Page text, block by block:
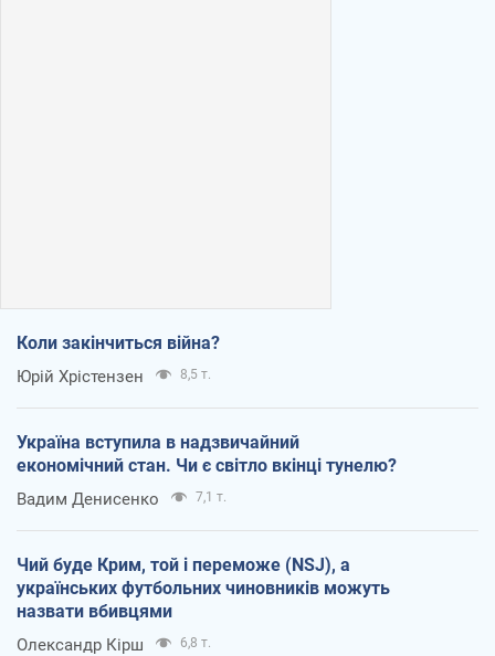
Коли закінчиться війна?
Юрій Хрістензен 8,5 т.
Україна вступила в надзвичайний
економічний стан. Чи є світло вкінці тунелю?
Вадим Денисенко 7,1 т.
Чий буде Крим, той і переможе (NSJ), а
українських футбольних чиновників можуть
назвати вбивцями
Олександр Кірш 6,8 т.